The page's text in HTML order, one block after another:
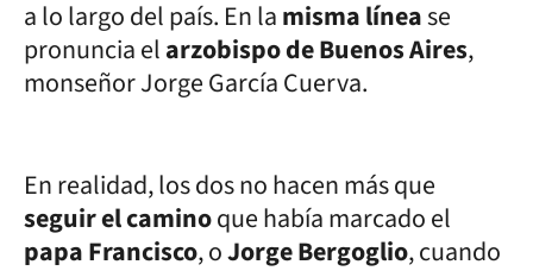
a lo largo del país. En lamisma línease
pronuncia elarzobispo de Buenos Aires,
monseñor Jorge García Cuerva.
En realidad, los dos no hacen más que
seguir el caminoque había marcado el
papa Francisco, oJorge Bergoglio, cuando